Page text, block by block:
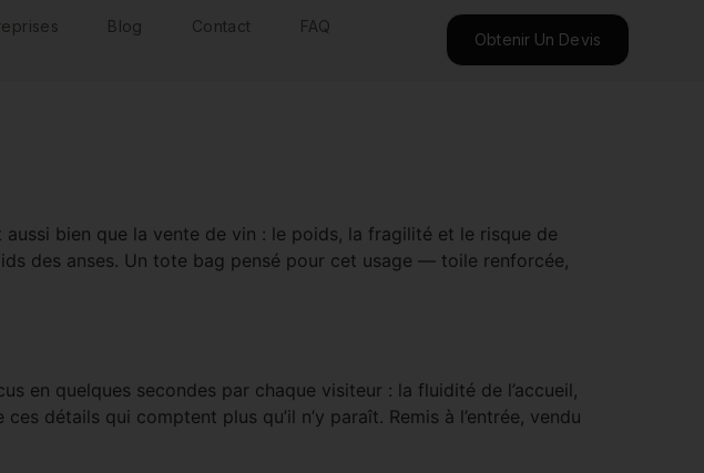
Blog Contact FAQ
Obtenir Un Devis
bien que la vente de vin : le poids, la fragilité et le risque de
des anses. Un tote bag pensé pour cet usage — toile renforcée,
en quelques secondes par chaque visiteur : la fluidité de l’accueil,
détails qui comptent plus qu’il n’y paraît. Remis à l’entrée, vendu